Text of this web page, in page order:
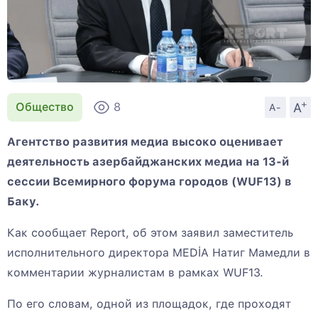
Общество 8 A- A
+
Агентство развития медиа высоко оценивает
деятельность азербайджанских медиа на 13-й
сессии Всемирного форума городов (WUF13) в
Баку.
Как сообщает Report, об этом заявил заместитель
исполнительного директора MEDİA Натиг Мамедли в
комментарии журналистам в рамках WUF13.
По его словам, одной из площадок, где проходят